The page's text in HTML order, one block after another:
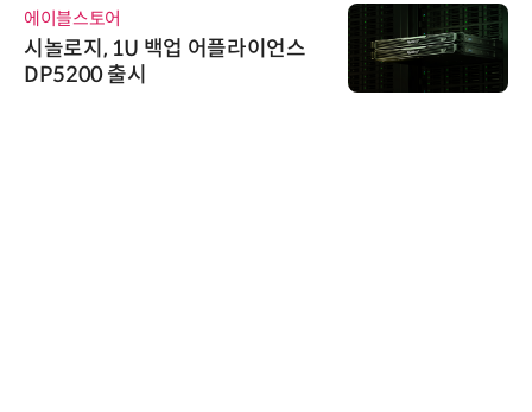
에이블스토어
시놀로지, 1U 백업 어플라이언스
DP5200 출시